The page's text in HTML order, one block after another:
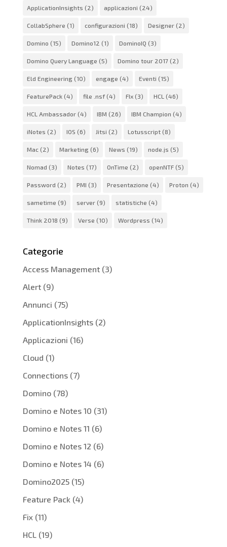
ApplicationInsights (2) applicazioni (24)
CollabSphere (1) configurazioni (18) Designer(2)
Domino (15) Domino12 (1) DominoIQ (3)
Domino Query Language (5) Domino tour 2017(2)
Eld Engineering(10) engage (4) Eventi (15)
FeaturePack(4) file .nsf(4) FIx(3) HCL (46)
HCL Ambassador(4) IBM (26) IBM Champion (4)
iNotes (2) IOS (6) Jitsi (2) Lotusscript(8)
Mac(2) Marketing(6) News (19) node.js (5)
Nomad (3) Notes (17) OnTime (2) openNTF(5)
Password (2) PMI (3) Presentazione (4) Proton (4)
sametime (9) server(9) statistiche (4)
Think 2018 (9) Verse (10) Wordpress (14)
Categorie
Access Management(3)
Alert(9)
Annunci (75)
ApplicationInsights(2)
Applicazioni (16)
Cloud (1)
Connections(7)
Domino(78)
Domino e Notes 10 (31)
Domino e Notes 11 (6)
Domino e Notes 12 (6)
Domino e Notes 14 (6)
Domino2025(15)
Feature Pack (4)
Fix(11)
HCL(19)